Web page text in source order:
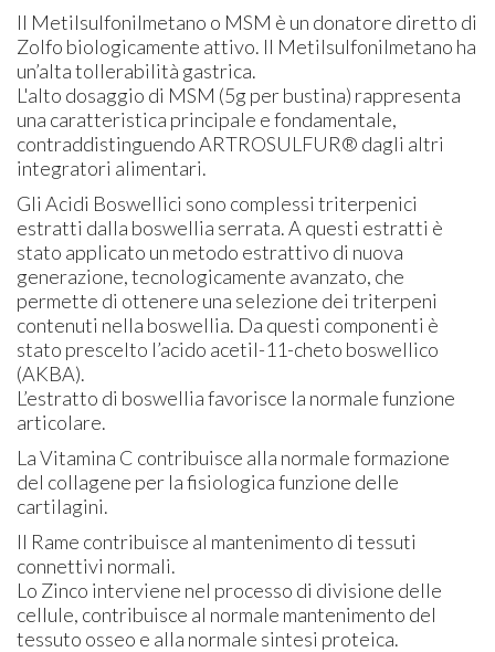
Il Metilsulfonilmetano o MSM è un donatore diretto di
Zolfo biologicamente attivo. Il Metilsulfonilmetano ha
un’alta tollerabilità gastrica.
L'alto dosaggio di MSM (5g per bustina) rappresenta
una caratteristica principale e fondamentale,
contraddistinguendo ARTROSULFUR® dagli altri
integratori alimentari.
Gli Acidi Boswellici sono complessi triterpenici
estratti dalla boswellia serrata. A questi estratti è
stato applicato un metodo estrattivo di nuova
generazione, tecnologicamente avanzato, che
permette di ottenere una selezione dei triterpeni
contenuti nella boswellia. Da questi componenti è
stato prescelto l’acido acetil-11-cheto boswellico
(AKBA).
L’estratto di boswellia favorisce la normale funzione
articolare.
La Vitamina C contribuisce alla normale formazione
del collagene per la fisiologica funzione delle
cartilagini.
Il Rame contribuisce al mantenimento di tessuti
connettivi normali.
Lo Zinco interviene nel processo di divisione delle
cellule, contribuisce al normale mantenimento del
tessuto osseo e alla normale sintesi proteica.